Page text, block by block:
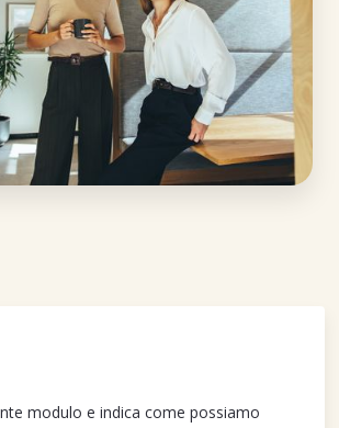
modulo e indica come possiamo